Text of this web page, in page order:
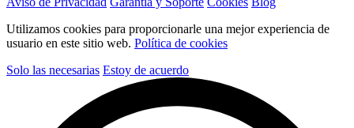
Utilizamos cookies para proporcionarle una mejor experiencia de
usuario en este sitio web. Política de cookies
Solo las necesarias Estoy de acuerdo